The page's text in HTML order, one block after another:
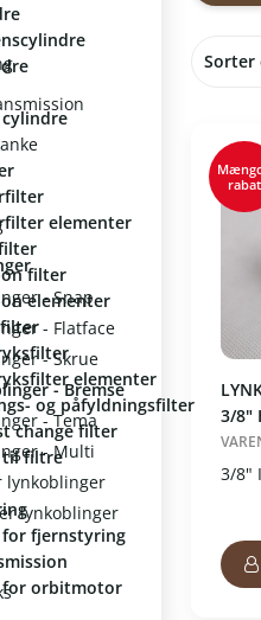
elementer
filter
elementer
elementer
og påfyldningsfilter
change filter
til filtre
fjernstyring
for orbitmotor
- Snap
- Flatface
- Skrue
- Bremse
- Tema
- Multi
lynkoblinger
lynkoblinger
Sorter
rabat
3/8"
3/8"